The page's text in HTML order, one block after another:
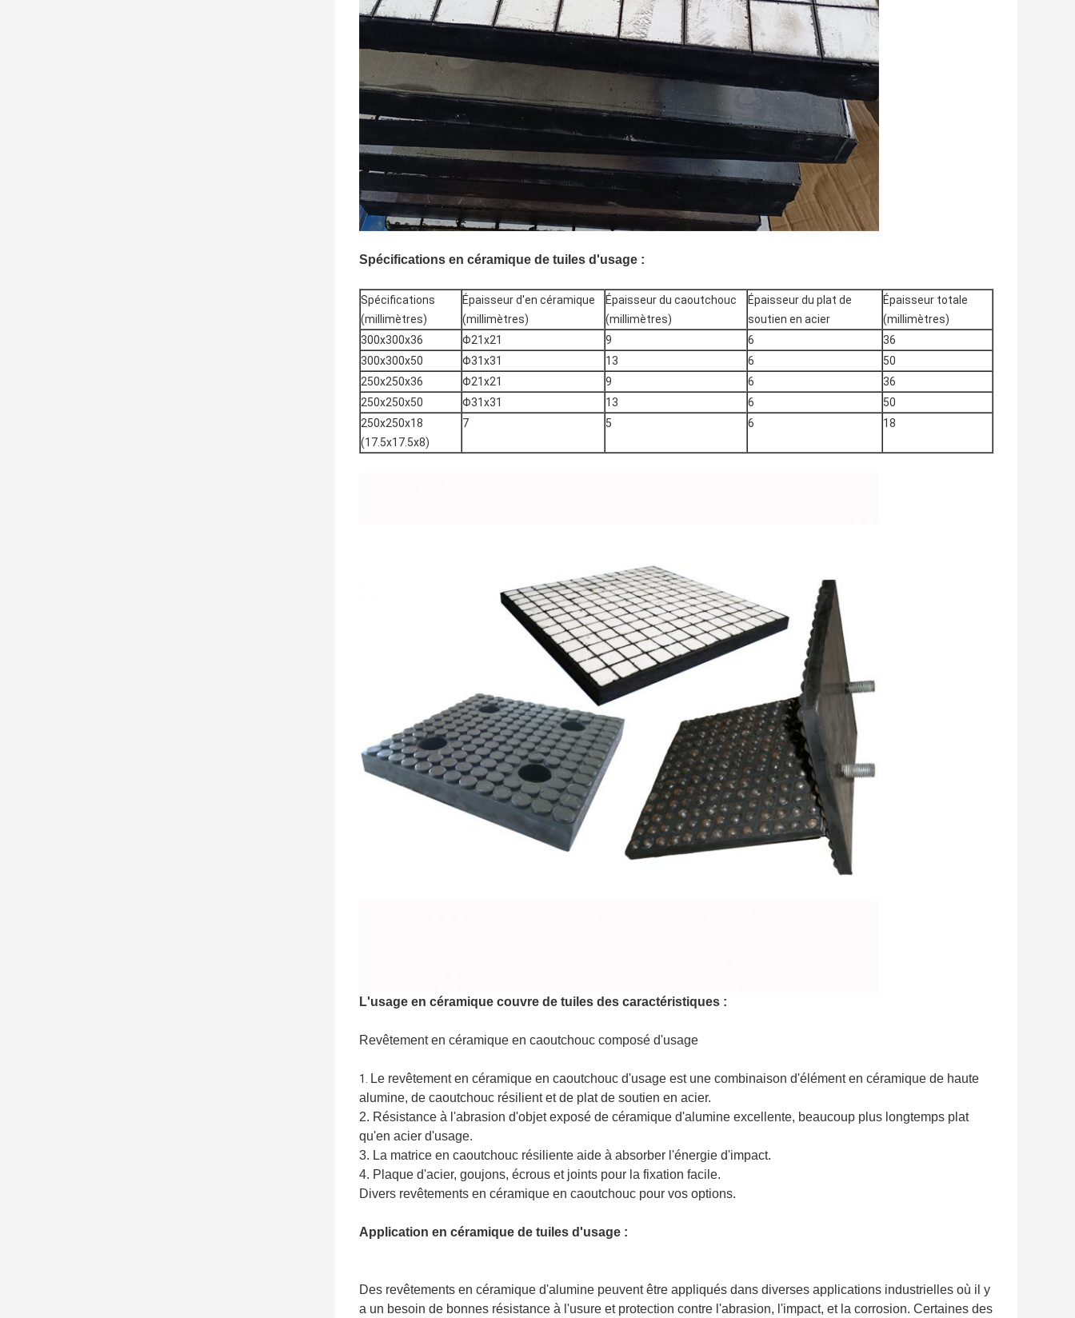
Spécifications en céramique de tuiles d'usage :
Spécifications
(millimètres)
Épaisseur d'en céramique
(millimètres)
Épaisseur du caoutchouc
(millimètres)
Épaisseur du plat de
soutien en acier
Épaisseur totale
(millimètres)
300x300x36
Φ21x21 9 6
36
300x300x50
Φ31x31 13 6
50
250x250x36
Φ21x21 9 6
36
250x250x50
Φ31x31 13 6
50
250x250x18
(17.5x17.5x8)
7 5 6 18
L'usage en céramique couvre de tuiles des caractéristiques :
Revêtement en céramique en caoutchouc composé d'usage
1. Le revêtement en céramique en caoutchouc d'usage est une combinaison d'élément en céramique de haute
alumine, de caoutchouc résilient et de plat de soutien en acier.
2. Résistance à l'abrasion d'objet exposé de céramique d'alumine excellente, beaucoup plus longtemps plat
qu'en acier d'usage.
3. La matrice en caoutchouc résiliente aide à absorber l'énergie d'impact.
4. Plaque d'acier, goujons, écrous et joints pour la fixation facile.
Divers revêtements en céramique en caoutchouc pour vos options.
Application en céramique de tuiles d'usage :
Des revêtements en céramique d'alumine peuvent être appliqués dans diverses applications industrielles où il y
a un besoin de bonnes résistance à l'usure et protection contre l'abrasion, l'impact, et la corrosion. Certaines des